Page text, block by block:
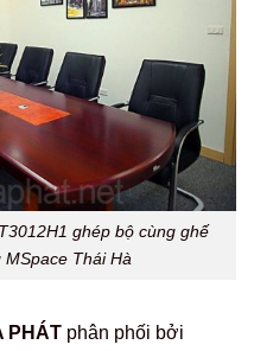
ghép bộ cùng ghế
Thái Hà
PHÁT phân phối bởi